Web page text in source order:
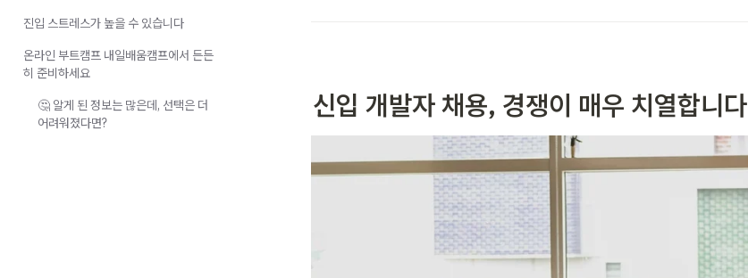
신입 개발자 채용, 경쟁이 매우 치열합니다
진입 스트레스가 높을 수 있습니다
온라인 부트캠프 내일배움캠프에서 든든
히 준비하세요
🤔 알게 된 정보는 많은데, 선택은 더
어려워졌다면?